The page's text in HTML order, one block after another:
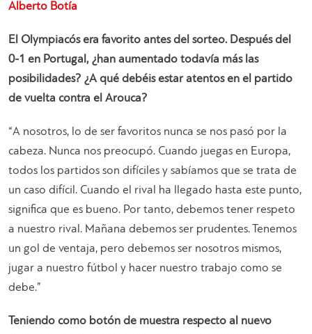
Alberto Botía
El Olympiacós era favorito antes del sorteo. Después del
0-1 en Portugal, ¿han aumentado todavía más las
posibilidades? ¿A qué debéis estar atentos en el partido
de vuelta contra el Arouca?
“A nosotros, lo de ser favoritos nunca se nos pasó por la
cabeza. Nunca nos preocupó. Cuando juegas en Europa,
todos los partidos son difíciles y sabíamos que se trata de
un caso difícil. Cuando el rival ha llegado hasta este punto,
significa que es bueno. Por tanto, debemos tener respeto
a nuestro rival. Mañana debemos ser prudentes. Tenemos
un gol de ventaja, pero debemos ser nosotros mismos,
jugar a nuestro fútbol y hacer nuestro trabajo como se
debe.”
Teniendo como botón de muestra respecto al nuevo